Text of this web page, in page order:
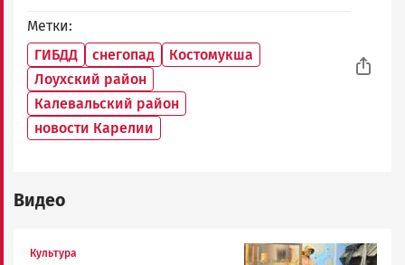
Метки
ГИБДД
снегопад
Костомукша
Лоухский район
Калевальский район
новости Карелии
Видео
Культура Image